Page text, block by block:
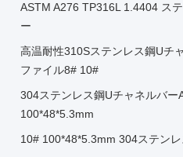
ASTM A276 TP316L 1.4404 ス
ー
高温耐性310Sステンレス鋼Uチ
ファイル8# 10#
304ステンレス鋼Uチャネルバ
100*48*5.3mm
10# 100*48*5.3mm 304ステン